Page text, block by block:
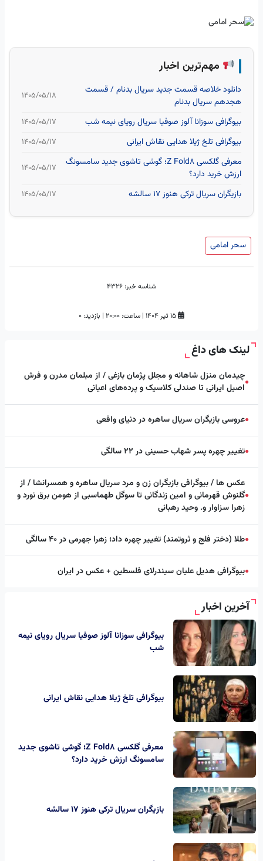
مهم‌ترین اخبار
دانلود خلاصه قسمت جدید سریال بدنام / قسمت
هجدهم سریال بدنام
۱۴۰۵/۰۵/۱۸
بیوگرافی سوزانا آلوز صوفیا سریال رویای نیمه شب ۱۴۰۵/۰۵/۱۷
بیوگرافی تلخ ژیلا هدایی نقاش ایرانی ۱۴۰۵/۰۵/۱۷
معرفی گلکسی Z Fold8؛ گوشی تاشوی جدید سامسونگ
ارزش خرید دارد؟
۱۴۰۵/۰۵/۱۷
بازیگران سریال ترکی هنوز ۱۷ سالشه ۱۴۰۵/۰۵/۱۷
سحر امامی
شناسه خبر:
| ساعت: ۲۰:۰۰ | بازدید: 0
لینک های داغ
●چیدمان منزل شاهانه و مجلل پژمان بازغی / از مبلمان مدرن و فرش
اصیل ایرانی تا صندلی کلاسیک و پرده‌های اعیانی
●عروسی بازیگران سریال ساهره در دنیای واقعی
●تغییر چهره پسر شهاب حسینی در ۲۲ سالگی
●
عکس ها / بیوگرافی بازیگران زن و مرد سریال ساهره و همسرانشا / از
گلنوش قهرمانی و امین زندگانی تا سوگل طهماسبی از هومن برق نورد و
زهرا سزاوار و. وحید رهبانی
●طلا (دختر فلج و ثروتمند) تغییر چهره داد؛ زهرا جهرمی در ۴۰ سالگی
●بیوگرافی هدیل علیان سیندرلای فلسطین + عکس در ایران
آخرین اخبار
بیوگرافی سوزانا آلوز صوفیا سریال رویای نیمه
شب
بیوگرافی تلخ ژیلا هدایی نقاش ایرانی
معرفی گلکسی Z Fold8؛ گوشی تاشوی جدید
سامسونگ ارزش خرید دارد؟
بازیگران سریال ترکی هنوز ۱۷ سالشه